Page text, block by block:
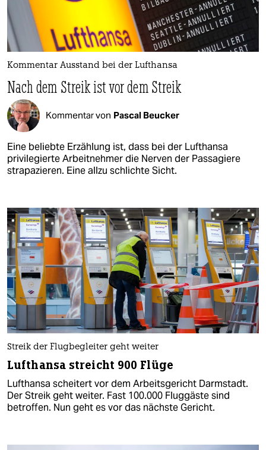
Kommentar Ausstand bei der Lufthansa​
Nach dem Streik ist vor dem Streik​
Kommentar von Pascal Beucker
Eine beliebte Erzählung ist, dass bei der Lufthansa
privilegierte Arbeitnehmer die Nerven der Passagiere
strapazieren. Eine allzu schlichte Sicht.
Streik der Flugbegleiter geht weiter
Lufthansa streicht 900 Flüge
Lufthansa scheitert vor dem Arbeitsgericht Darmstadt.
Der Streik geht weiter. Fast 100.000 Fluggäste sind
betroffen. Nun geht es vor das nächste Gericht.